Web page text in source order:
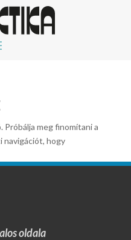
meg finomítani a
navigációt, hogy
oldala